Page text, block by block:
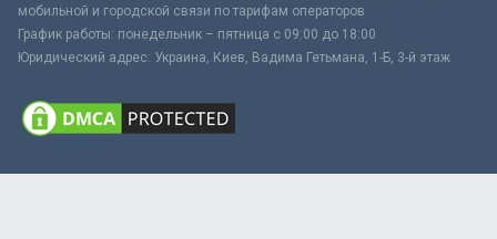
мобильной и городской связи по тарифам операторов
График работы: понедельник – пятница с 09:00 до 18:00
Юридический адрес: Украина, Киев, Вадима Гетьмана, 1-Б, 3-й этаж